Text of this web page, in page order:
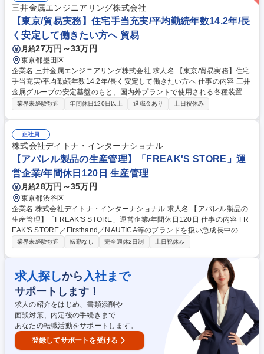
易物流業務/デリバリー】三井物産グループ/在宅週2/転勤無しで長期就業
◎
三井金属エンジニアリング株式会社
【東京/貿易実務】住宅手当充実/平均勤続年数14.2年/長
く安定して働きたい方へ 貿易
月給27万円～33万円
東京都墨田区
企業名 三井金属エンジニアリング株式会社 求人名 【東京/貿易実務】住宅
手当充実/平均勤続年数14.2年/長く安定して働きたい方へ 仕事の内容 三井
金属グループの安定基盤のもと、国内外プラントで使用される各種装置予
備品（補修部品）の輸入・輸出サプライ業務を担当。見積依頼から発注、
び提示・受注後の発注業務 (3)受領貨物の現物検品対応・請求書発行 (4)貿
易書類（Invoice、Packing List等）作成 (5)納期・発送スケジュールの顧
客連絡および調整 ※通関業務は乙仲（専門業者）へ委託するため実務経験
は不要です。 募集職種 【東京/貿易実務】住宅手当充実/平均勤続年数14.2
年/長く安定して働きたい方へ
業界未経験歓迎 年間休日120日以上 退職金あり 土日祝休み
正社員
株式会社デイトナ・インターナショナル
【アパレル製品の生産管理】「FREAK'S STORE」運
営企業/年間休日120日 生産管理
月給28万円～35万円
東京都渋谷区
企業名 株式会社デイトナ・インターナショナル 求人名 【アパレル製品の
生産管理】「FREAK'S STORE」運営企業/年間休日120日 仕事の内容 FR
EAK'S STORE／Firsthand／NAUTICA等のブランドを扱い急成長中の当
社において、更なる事業強化のため、FREAK'S STOREを中心としたブラ
■アパレルにおける生産管理業務全般 ■生地・副資材の素材選定、試験、
スケジュール設計 ■工場への仕様書展開、コスト・納期交渉、品質管理 ■
サンプル依頼～本生産～納品までの進捗管理 ■商品企画・MDとの連携、
改善提案 ⇒将来的には素材/生地開発にも携わっていただく予定です。 募
集職種 【アパレル製品の生産管理】「FREAK'S STORE」運営企業/年間
休日120日
業界未経験歓迎 転勤なし 完全週休2日制 土日祝休み
求人探しから 入社まで
サポートします！
求人の紹介をはじめ、書類添削や
面談対策、内定後の手続きまで
あなたの転職活動をサポートします。
登録してサポートを受ける